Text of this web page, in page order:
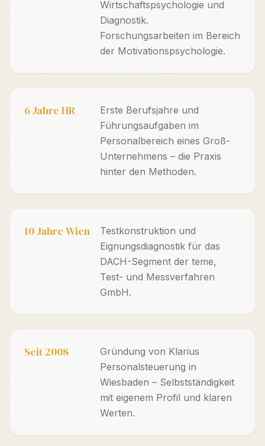
Wirtschaftspsychologie und
Diagnostik.
Forschungsarbeiten im Bereich
der Motivationspsychologie.
6 Jahre HR
Erste Berufsjahre und
Führungsaufgaben im
Personalbereich eines Groß-
Unternehmens – die Praxis
hinter den Methoden.
10 Jahre Wien
Testkonstruktion und
Eignungsdiagnostik für das
DACH-Segment der teme,
Test- und Messverfahren
GmbH.
Seit 2008
Gründung von Klarius
Personalsteuerung in
Wiesbaden – Selbstständigkeit
mit eigenem Profil und klaren
Werten.